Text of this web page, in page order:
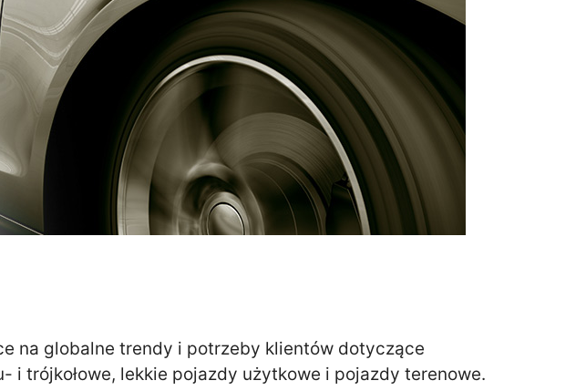
na globalne trendy i potrzeby klientów dotyczące
trójkołowe, lekkie pojazdy użytkowe i pojazdy terenowe.